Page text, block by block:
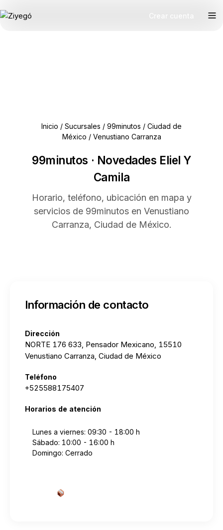
Inicio / Sucursales / 99minutos / Ciudad de
México / Venustiano Carranza
99minutos · Novedades Eliel Y
Camila
Horario, teléfono, ubicación en mapa y
servicios de 99minutos en Venustiano
Carranza, Ciudad de México.
Información de contacto
Dirección
NORTE 176 633, Pensador Mexicano, 15510
Venustiano Carranza, Ciudad de México
Teléfono
+525588175407
Horarios de atención
Lunes a viernes: 09:30 - 18:00 h
Sábado: 10:00 - 16:00 h
Domingo: Cerrado